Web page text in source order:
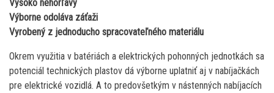
Vysoko nehorľavý
Výborne odoláva záťaži
Vyrobený z jednoducho spracovateľného materiálu
Okrem využitia v batériách a elektrických pohonných jednotkách sa
potenciál technických plastov dá výborne uplatniť aj v nabíjačkách
pre elektrické vozidlá. A to predovšetkým v nástenných nabíjacích